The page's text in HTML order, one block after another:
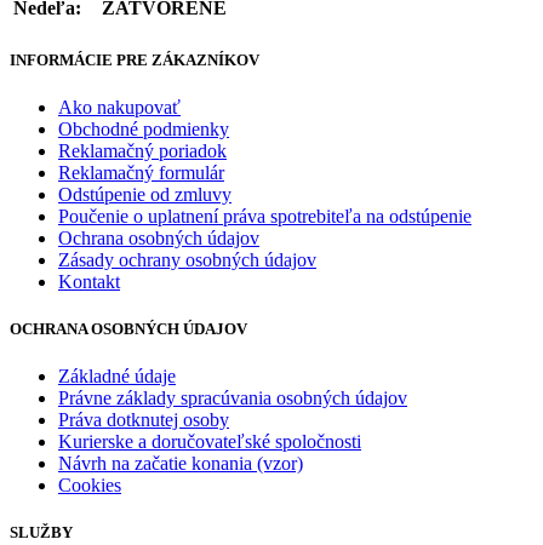
Nedeľa:
ZATVORENÉ
INFORMÁCIE PRE ZÁKAZNÍKOV
Ako nakupovať
Obchodné podmienky
Reklamačný poriadok
Reklamačný formulár
Odstúpenie od zmluvy
Poučenie o uplatnení práva spotrebiteľa na odstúpenie
Ochrana osobných údajov
Zásady ochrany osobných údajov
Kontakt
OCHRANA OSOBNÝCH ÚDAJOV
Základné údaje
Právne základy spracúvania osobných údajov
Práva dotknutej osoby
Kurierske a doručovateľské spoločnosti
Návrh na začatie konania (vzor)
Cookies
SLUŽBY